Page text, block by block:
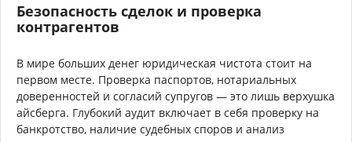
Безопасность сделок и проверка
контрагентов
В мире больших денег юридическая чистота стоит на
первом месте. Проверка паспортов, нотариальных
доверенностей и согласий супругов — это лишь верхушка
айсберга. Глубокий аудит включает в себя проверку на
банкротство, наличие судебных споров и анализ